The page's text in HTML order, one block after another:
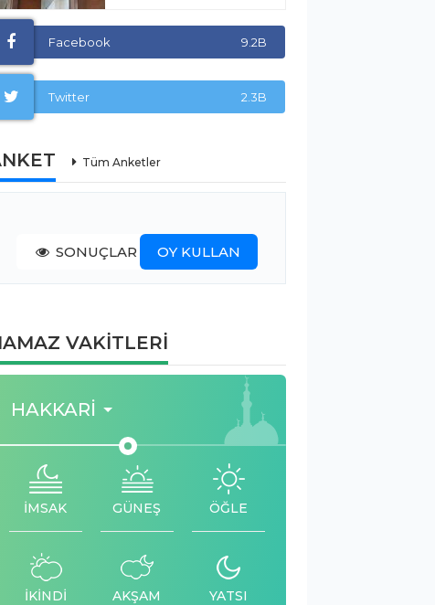
Facebook 9.2B
Twitter 2.3B
Tüm Anketler
SONUÇLAR OY KULLAN
VAKİTLERİ
HAKKARI
İMSAK GÜNEŞ ÖĞLE
İKİNDİ AKŞAM YATSI